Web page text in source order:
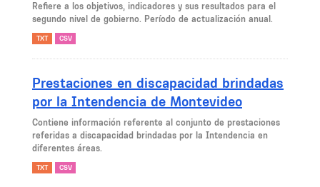
Refiere a los objetivos, indicadores y sus resultados para el
segundo nivel de gobierno. Período de actualización anual.
TXT CSV
Prestaciones en discapacidad brindadas
por la Intendencia de Montevideo
Contiene información referente al conjunto de prestaciones
referidas a discapacidad brindadas por la Intendencia en
diferentes áreas.
TXT CSV